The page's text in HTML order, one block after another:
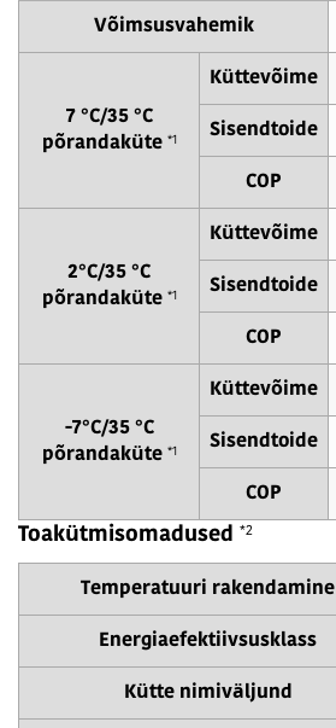
Võimsusvahemik
7 °C/35 °C
põrandaküte *1
Küttevõime
Sisendtoide
COP
2°C/35 °C
põrandaküte *1
Küttevõime
Sisendtoide
COP
-7°C/35 °C
põrandaküte *1
Küttevõime
Sisendtoide
COP
Toakütmisomadused *2
Temperatuuri rakendamine
Energiaefektiivsusklass
Kütte nimiväljund